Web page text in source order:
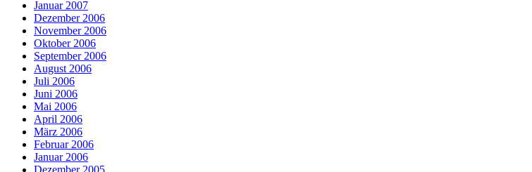
Januar 2007
Dezember 2006
November 2006
Oktober 2006
September 2006
August 2006
Juli 2006
Juni 2006
Mai 2006
April 2006
März 2006
Februar 2006
Januar 2006